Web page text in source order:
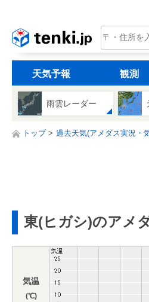
tenki.jp
天気予報 観測
雨雲レーダー
トップ 過去天気(アメダス実況・
東(ヒガシ)のアメ
気温
(℃)